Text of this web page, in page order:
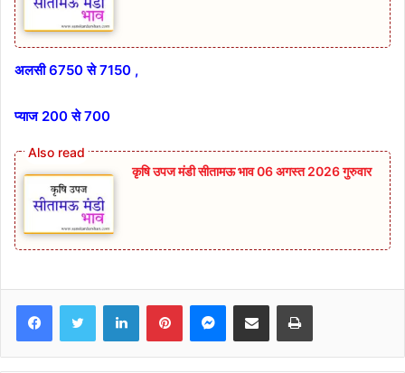
अलसी 6750 से 7150 ,
प्याज 200 से 700
कृषि उपज मंडी सीतामऊ भाव 06 अगस्त 2026 गुरुवार
FacebookTwitter LinkedInPinterestMessenger
Share via Email Print